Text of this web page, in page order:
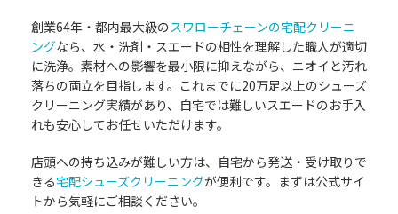
創業64年・都内最大級のスワローチェーンの宅配クリーニ
ングなら、水・洗剤・スエードの相性を理解した職人が適切
に洗浄。素材への影響を最小限に抑えながら、ニオイと汚れ
落ちの両立を目指します。これまでに20万足以上のシューズ
クリーニング実績があり、自宅では難しいスエードのお手入
れも安心してお任せいただけます。
店頭への持ち込みが難しい方は、自宅から発送・受け取りで
きる宅配シューズクリーニングが便利です。まずは公式サイ
トから気軽にご相談ください。